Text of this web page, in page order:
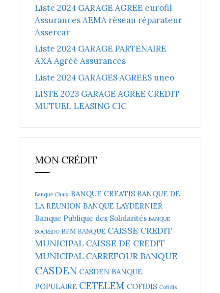
Liste 2024 GARAGE AGREE eurofil
Assurances AEMA réseau réparateur
Assercar
Liste 2024 GARAGE PARTENAIRE
AXA Agréé Assurances
Liste 2024 GARAGES AGREES uneo
LISTE 2023 GARAGE AGREE CREDIT
MUTUEL LEASING CIC
MON CRÉDIT
Banque Chaix BANQUE CREATIS BANQUE DE
LA REUNION BANQUE LAYDERNIER
Banque Publique des Solidarités BANQUE
SOCREDO BFM BANQUE CAISSE CREDIT
MUNICIPAL CAISSE DE CREDIT
MUNICIPAL CARREFOUR BANQUE
CASDEN CASDEN BANQUE
POPULAIRE CETELEM COFIDIS Cofidis